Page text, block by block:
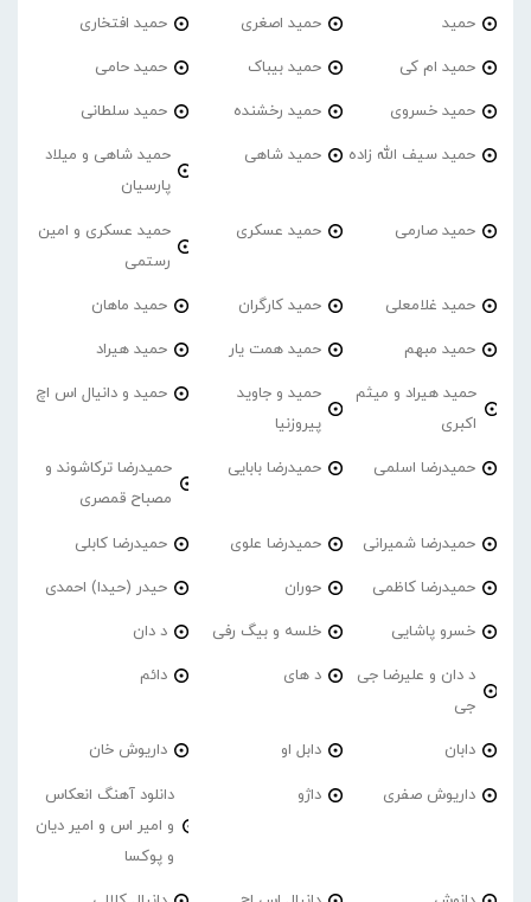
حمید حمید اصغری حمید افتخاری
حمید ام کی حمید بیباک حمید حامی
حمید خسروی حمید رخشنده حمید سلطانی
حمید سیف الله زاده حمید شاهی
حمید شاهی و میلاد
پارسیان
حمید صارمی حمید عسکری
حمید عسکری و امین
رستمی
حمید غلامعلی حمید کارگران حمید ماهان
حمید مبهم حمید همت یار حمید هیراد
حمید هیراد و میثم
اکبری
حمید و جاوید
پیروزنیا
حمید و دانیال اس اچ
حمیدرضا اسلمی حمیدرضا بابایی
حمیدرضا ترکاشوند و
مصباح قمصری
حمیدرضا شمیرانی حمیدرضا علوی حمیدرضا کابلی
حمیدرضا کاظمی حوران حیدر (حیدا) احمدی
خسرو پاشایی خلسه و بیگ رفی د دان
د دان و علیرضا جی
جی
د های دائم
دابان دابل او داریوش خان
داریوش صفری داژو
دانلود آهنگ انعکاس
و امیر اس و امیر دیان
و پوکسا